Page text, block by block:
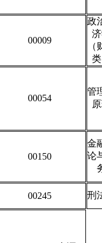
00009
政
（
类
00054
管
00150
金
论
00245 刑